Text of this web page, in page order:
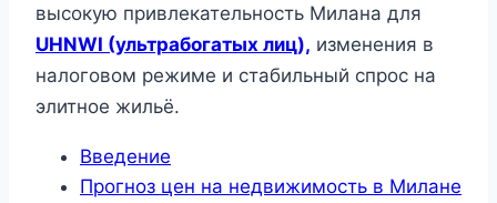
высокую привлекательность Милана для
UHNWI (ультрабогатых лиц), изменения в
налоговом режиме и стабильный спрос на
элитное жильё.
Введение
Прогноз цен на недвижимость в Милане